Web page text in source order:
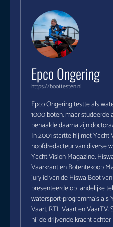
Epco Ongering
https://boottesten.nl
Epco Ongering testte als
1000 boten, maar
behaalde daarna zijn
In 2001 startte hij met Yacht
hoofdredacteur van diverse
Yacht Vision Magazine,
Vaarkrant en Botentekoop
jurylid van de Hiswa Boot
presenteerde op landelijke
watersport-programma's als
Vaart, RTL Vaart en
hij de drijvende kracht